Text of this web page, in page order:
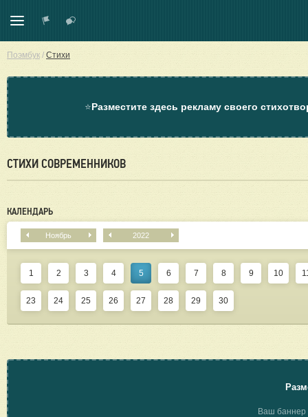
Поэмбук / Стихи
⭐Разместите здесь рекламу своего
СТИХИ СОВРЕМЕННИКОВ
КАЛЕНДАРЬ
Ноябрь 2022
1 2 3 4 5 6 7 8 9 10
23 24 25 26 27 28 29 30
Ваш баннер